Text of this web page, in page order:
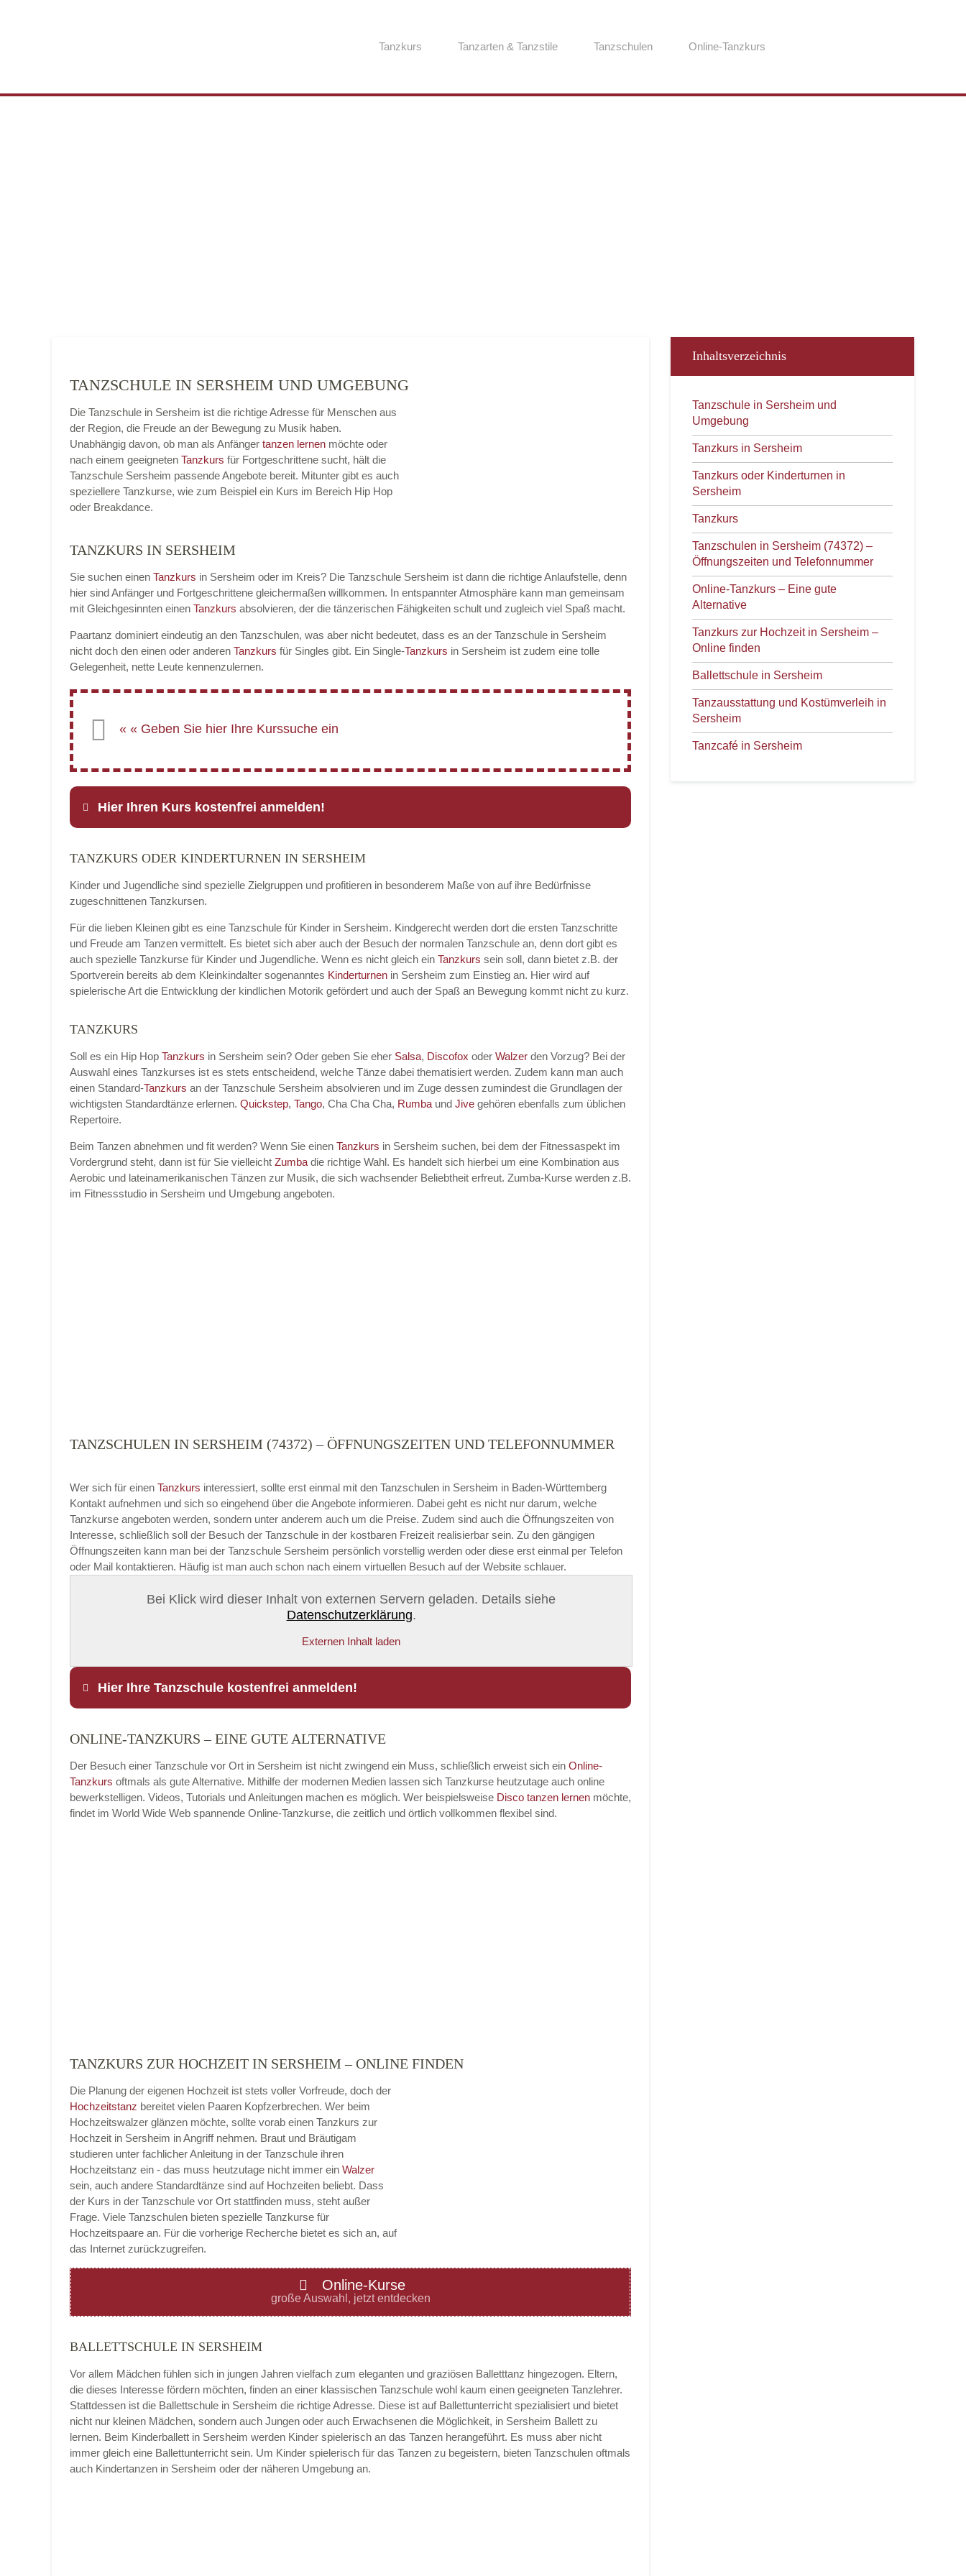
Tanzkurs Tanzarten & Tanzstile Tanzschulen Online-Tanzkurs
TANZSCHULE IN SERSHEIM UND UMGEBUNG
Die Tanzschule in Sersheim ist die richtige Adresse für Menschen aus
der Region, die Freude an der Bewegung zu Musik haben.
Unabhängig davon, ob man als Anfänger tanzen lernen möchte oder
nach einem geeigneten Tanzkurs für Fortgeschrittene sucht, hält die
Tanzschule Sersheim passende Angebote bereit. Mitunter gibt es auch
speziellere Tanzkurse, wie zum Beispiel ein Kurs im Bereich Hip Hop
oder Breakdance.
TANZKURS IN SERSHEIM
Sie suchen einen Tanzkurs in Sersheim oder im Kreis? Die Tanzschule Sersheim ist dann die richtige Anlaufstelle, denn
hier sind Anfänger und Fortgeschrittene gleichermaßen willkommen. In entspannter Atmosphäre kann man gemeinsam
mit Gleichgesinnten einen Tanzkurs absolvieren, der die tänzerischen Fähigkeiten schult und zugleich viel Spaß macht.
Paartanz dominiert eindeutig an den Tanzschulen, was aber nicht bedeutet, dass es an der Tanzschule in Sersheim
nicht doch den einen oder anderen Tanzkurs für Singles gibt. Ein Single-Tanzkurs in Sersheim ist zudem eine tolle
Gelegenheit, nette Leute kennenzulernen.
Hier Ihren Kurs kostenfrei anmelden!
E-Mail*
Name der Tanzschule
Kontakt E-Mail
Kontakt Telefonnummer
ABSENDEN
TANZKURS ODER KINDERTURNEN IN SERSHEIM
Kinder und Jugendliche sind spezielle Zielgruppen und profitieren in besonderem Maße von auf ihre Bedürfnisse
zugeschnittenen Tanzkursen.
Für die lieben Kleinen gibt es eine Tanzschule für Kinder in Sersheim. Kindgerecht werden dort die ersten Tanzschritte
und Freude am Tanzen vermittelt. Es bietet sich aber auch der Besuch der normalen Tanzschule an, denn dort gibt es
auch spezielle Tanzkurse für Kinder und Jugendliche. Wenn es nicht gleich ein Tanzkurs sein soll, dann bietet z.B. der
Sportverein bereits ab dem Kleinkindalter sogenanntes Kinderturnen in Sersheim zum Einstieg an. Hier wird auf
spielerische Art die Entwicklung der kindlichen Motorik gefördert und auch der Spaß an Bewegung kommt nicht zu kurz.
TANZKURS
Soll es ein Hip Hop Tanzkurs in Sersheim sein? Oder geben Sie eher Salsa, Discofox oder Walzer den Vorzug? Bei der
Auswahl eines Tanzkurses ist es stets entscheidend, welche Tänze dabei thematisiert werden. Zudem kann man auch
einen Standard-Tanzkurs an der Tanzschule Sersheim absolvieren und im Zuge dessen zumindest die Grundlagen der
wichtigsten Standardtänze erlernen. Quickstep, Tango, Cha Cha Cha, Rumba und Jive gehören ebenfalls zum üblichen
Repertoire.
Beim Tanzen abnehmen und fit werden? Wenn Sie einen Tanzkurs in Sersheim suchen, bei dem der Fitnessaspekt im
Vordergrund steht, dann ist für Sie vielleicht Zumba die richtige Wahl. Es handelt sich hierbei um eine Kombination aus
Aerobic und lateinamerikanischen Tänzen zur Musik, die sich wachsender Beliebtheit erfreut. Zumba-Kurse werden z.B.
im Fitnessstudio in Sersheim und Umgebung angeboten.
TANZSCHULEN IN SERSHEIM (74372) – ÖFFNUNGSZEITEN UND TELEFONNUMMER
Wer sich für einen Tanzkurs interessiert, sollte erst einmal mit den Tanzschulen in Sersheim in Baden-Württemberg
Kontakt aufnehmen und sich so eingehend über die Angebote informieren. Dabei geht es nicht nur darum, welche
Tanzkurse angeboten werden, sondern unter anderem auch um die Preise. Zudem sind auch die Öffnungszeiten von
Interesse, schließlich soll der Besuch der Tanzschule in der kostbaren Freizeit realisierbar sein. Zu den gängigen
Öffnungszeiten kann man bei der Tanzschule Sersheim persönlich vorstellig werden oder diese erst einmal per Telefon
oder Mail kontaktieren. Häufig ist man auch schon nach einem virtuellen Besuch auf der Website schlauer.
Bei Klick wird dieser Inhalt von externen Servern geladen. Details siehe
Datenschutzerklärung.
Externen Inhalt laden
Hier Ihre Tanzschule kostenfrei anmelden!
E-Mail*
Telefonnummer
E-Mail-Adresse
—
HINZUFÜGEN
Mittwoch — ÖFFNUNGSZEITEN
HINZUFÜGEN
ONLINE-TANZKURS – EINE GUTE ALTERNATIVE
Der Besuch einer Tanzschule vor Ort in Sersheim ist nicht zwingend ein Muss, schließlich erweist sich ein Online-
Tanzkurs oftmals als gute Alternative. Mithilfe der modernen Medien lassen sich Tanzkurse heutzutage auch online
bewerkstelligen. Videos, Tutorials und Anleitungen machen es möglich. Wer beispielsweise Disco tanzen lernen möchte,
findet im World Wide Web spannende Online-Tanzkurse, die zeitlich und örtlich vollkommen flexibel sind.
TANZKURS ZUR HOCHZEIT IN SERSHEIM – ONLINE FINDEN
Die Planung der eigenen Hochzeit ist stets voller Vorfreude, doch der
Hochzeitstanz bereitet vielen Paaren Kopfzerbrechen. Wer beim
Hochzeitswalzer glänzen möchte, sollte vorab einen Tanzkurs zur
Hochzeit in Sersheim in Angriff nehmen. Braut und Bräutigam
studieren unter fachlicher Anleitung in der Tanzschule ihren
Hochzeitstanz ein - das muss heutzutage nicht immer ein Walzer
sein, auch andere Standardtänze sind auf Hochzeiten beliebt. Dass
der Kurs in der Tanzschule vor Ort stattfinden muss, steht außer
Frage. Viele Tanzschulen bieten spezielle Tanzkurse für
Hochzeitspaare an. Für die vorherige Recherche bietet es sich an, auf
das Internet zurückzugreifen.
Online-Kurse
große Auswahl, jetzt entdecken
BALLETTSCHULE IN SERSHEIM
Vor allem Mädchen fühlen sich in jungen Jahren vielfach zum eleganten und graziösen Balletttanz hingezogen. Eltern,
die dieses Interesse fördern möchten, finden an einer klassischen Tanzschule wohl kaum einen geeigneten Tanzlehrer.
Stattdessen ist die Ballettschule in Sersheim die richtige Adresse. Diese ist auf Ballettunterricht spezialisiert und bietet
nicht nur kleinen Mädchen, sondern auch Jungen oder auch Erwachsenen die Möglichkeit, in Sersheim Ballett zu
lernen. Beim Kinderballett in Sersheim werden Kinder spielerisch an das Tanzen herangeführt. Es muss aber nicht
immer gleich eine Ballettunterricht sein. Um Kinder spielerisch für das Tanzen zu begeistern, bieten Tanzschulen oftmals
auch Kindertanzen in Sersheim oder der näheren Umgebung an.
Inhaltsverzeichnis
Tanzschule in Sersheim und
Umgebung
Tanzkurs in Sersheim
Tanzkurs oder Kinderturnen in
Sersheim
Tanzkurs
Tanzschulen in Sersheim (74372) –
Öffnungszeiten und Telefonnummer
Online-Tanzkurs – Eine gute
Alternative
Tanzkurs zur Hochzeit in Sersheim –
Online finden
Ballettschule in Sersheim
Tanzausstattung und Kostümverleih in
Sersheim
Tanzcafé in Sersheim